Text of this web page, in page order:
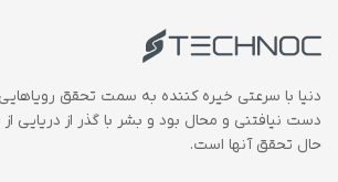
دنیا با سرعتی خیره کننده به سمت تحقق
دست نیافتنی و محال بود و بشر با گذر از دریایی
حال تحقق آنها است.